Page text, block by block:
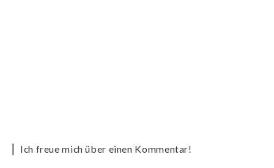
Ich freue mich über einen Kommentar!